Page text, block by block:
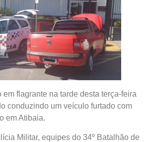
em flagrante na tarde desta terça-feira
conduzindo um veículo furtado com
em Atibaia.
Militar, equipes do 34º Batalhão de